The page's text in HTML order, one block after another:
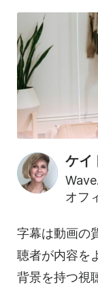
ケイ
オフ
字幕は動画の
聴者が内容を
背景を持つ視